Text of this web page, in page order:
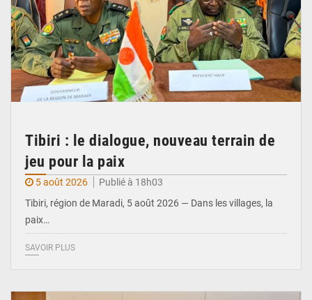
Tibiri : le dialogue, nouveau terrain de
jeu pour la paix
5 août 2026
Publié à 18h03
Tibiri, région de Maradi, 5 août 2026 — Dans les villages, la
paix…
SAVOIR PLUS